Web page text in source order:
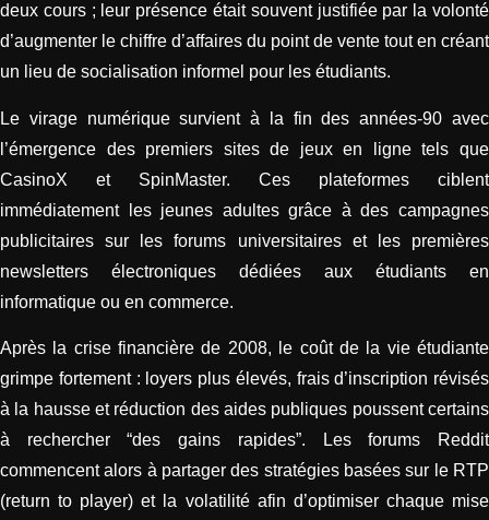
deux cours ; leur présence était souvent justifiée par la volonté
d’augmenter le chiffre d’affaires du point de vente tout en créant
un lieu de socialisation informel pour les étudiants.
Le virage numérique survient à la fin des années‑90 avec
l’émergence des premiers sites de jeux en ligne tels que
CasinoX et SpinMaster. Ces plateformes ciblent
immédiatement les jeunes adultes grâce à des campagnes
publicitaires sur les forums universitaires et les premières
newsletters électroniques dédiées aux étudiants en
informatique ou en commerce.
Après la crise financière de 2008, le coût de la vie étudiante
grimpe fortement : loyers plus élevés, frais d’inscription révisés
à la hausse et réduction des aides publiques poussent certains
à rechercher “des gains rapides”. Les forums Reddit
commencent alors à partager des stratégies basées sur le RTP
(return to player) et la volatilité afin d’optimiser chaque mise